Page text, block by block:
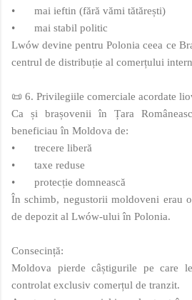
•
mai ieftin (fără vămi tătărești)
•
mai stabil politic
Lwów devine pentru Polonia ceea ce
centrul de distribuție al comerțului
📜 6. Privilegiile comerciale acordate
Ca și brașovenii în Țara
beneficiau în Moldova de:
•
trecere liberă
•
taxe reduse
•
protecție domnească
În schimb, negustorii moldoveni erau
de depozit al Lwów‑ului în Polonia.
Consecință:
Moldova pierde câștigurile pe care
controlat exclusiv comerțul de tranzit.